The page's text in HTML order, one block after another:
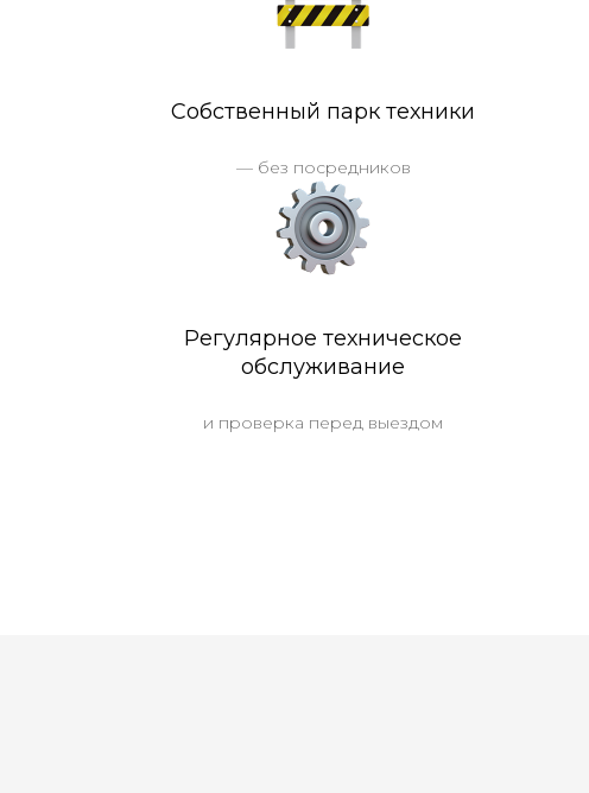
Собственный парк техники
— без посредников
Регулярное техническое
обслуживание
и проверка перед выездом